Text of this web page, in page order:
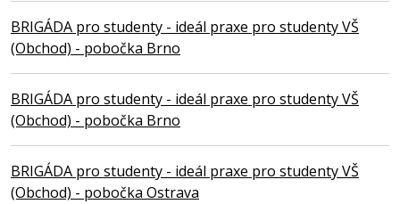
BRIGÁDA pro studenty - ideál praxe pro studenty VŠ
(Obchod) - pobočka Brno
BRIGÁDA pro studenty - ideál praxe pro studenty VŠ
(Obchod) - pobočka Brno
BRIGÁDA pro studenty - ideál praxe pro studenty VŠ
(Obchod) - pobočka Ostrava